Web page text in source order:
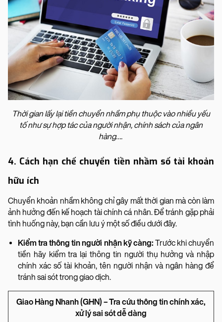
Thời gian lấy lại tiền chuyển nhầm phụ thuộc vào nhiều yếu
tố như sự hợp tác của người nhận, chính sách của ngân
hàng….
4. Cách hạn chế chuyển tiền nhầm số tài khoản
hữu ích
Chuyển khoản nhầm không chỉ gây mất thời gian mà còn làm
ảnh hưởng đến kế hoạch tài chính cá nhân. Để tránh gặp phải
tình huống này, bạn cần lưu ý một số điều dưới đây.
Kiểm tra thông tin người nhận kỹ càng: Trước khi chuyển
tiền hãy kiểm tra lại thông tin người thụ hưởng và nhập
chính xác số tài khoản, tên người nhận và ngân hàng để
tránh sai sót trong giao dịch.
Giao Hàng Nhanh (GHN) – Tra cứu thông tin chính xác,
xử lý sai sót dễ dàng